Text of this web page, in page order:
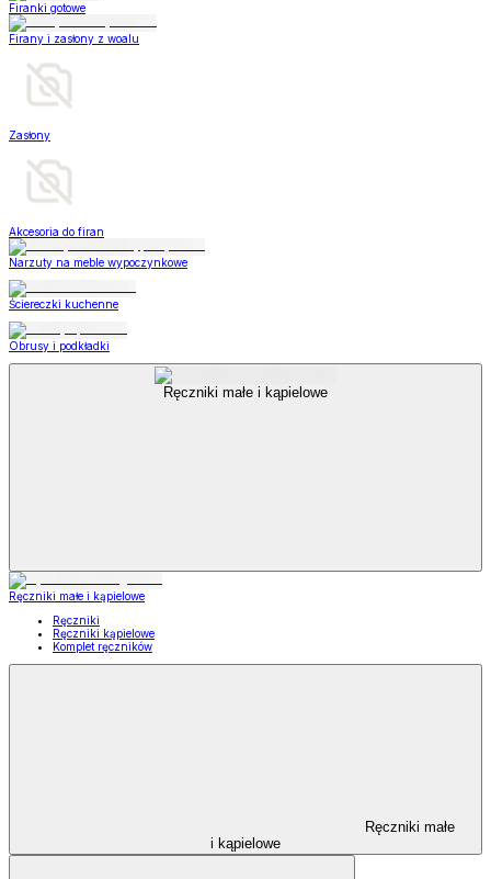
Firanki gotowe
Firany i zasłony z woalu
Zasłony
Akcesoria do firan
Narzuty na meble wypoczynkowe
Ściereczki kuchenne
Obrusy i podkładki
Ręczniki małe i kąpielowe
Ręczniki małe i kąpielowe
Ręczniki
Ręczniki kąpielowe
Komplet ręczników
Ręczniki małe
i kąpielowe